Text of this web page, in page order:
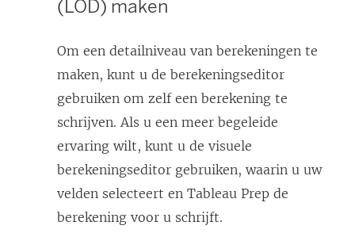
(LOD) maken
Om een detailniveau van berekeningen te
maken, kunt u de berekeningseditor
gebruiken om zelf een berekening te
schrijven. Als u een meer begeleide
ervaring wilt, kunt u de visuele
berekeningseditor gebruiken, waarin u uw
velden selecteert en Tableau Prep de
berekening voor u schrijft.